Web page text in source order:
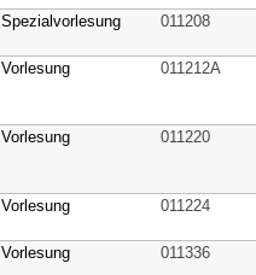
Spezialvorlesung 011208
Vorlesung 011212A
Vorlesung 011220
Vorlesung 011224
Vorlesung 011336